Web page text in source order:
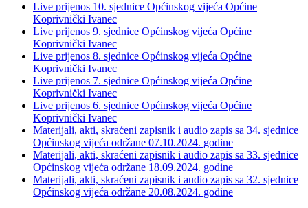
Live prijenos 10. sjednice Općinskog vijeća Općine
Koprivnički Ivanec
Live prijenos 9. sjednice Općinskog vijeća Općine
Koprivnički Ivanec
Live prijenos 8. sjednice Općinskog vijeća Općine
Koprivnički Ivanec
Live prijenos 7. sjednice Općinskog vijeća Općine
Koprivnički Ivanec
Live prijenos 6. sjednice Općinskog vijeća Općine
Koprivnički Ivanec
Materijali, akti, skraćeni zapisnik i audio zapis sa 34. sjednice
Općinskog vijeća održane 07.10.2024. godine
Materijali, akti, skraćeni zapisnik i audio zapis sa 33. sjednice
Općinskog vijeća održane 18.09.2024. godine
Materijali, akti, skraćeni zapisnik i audio zapis sa 32. sjednice
Općinskog vijeća održane 20.08.2024. godine